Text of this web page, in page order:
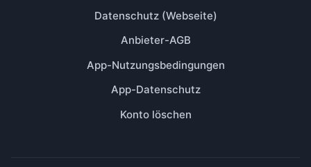
Datenschutz (Webseite)
Anbieter-AGB
App-Nutzungsbedingungen
App-Datenschutz
Konto löschen